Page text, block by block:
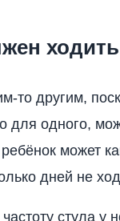
то другим,
для одного,
может
дней не
стула у